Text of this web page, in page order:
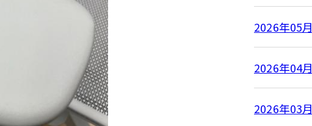
2026年05月
2026年04月
2026年03月